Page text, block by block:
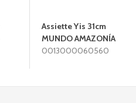
Assiette Yis 31cm
MUNDO AMAZONÍA
0013000060560